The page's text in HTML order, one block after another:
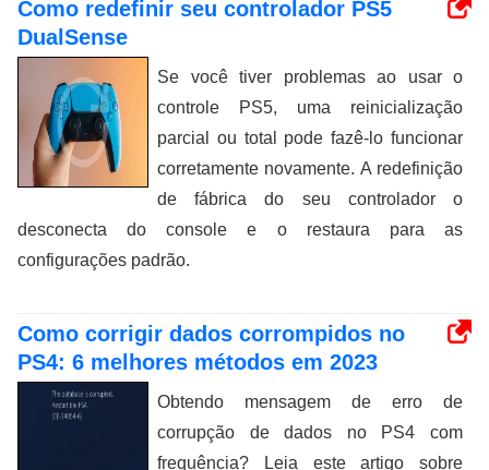
Como redefinir seu controlador PS5
DualSense
Se você tiver problemas ao usar o
controle PS5, uma reinicialização
parcial ou total pode fazê-lo funcionar
corretamente novamente. A redefinição
de fábrica do seu controlador o
desconecta do console e o restaura para as
configurações padrão.
Como corrigir dados corrompidos no
PS4: 6 melhores métodos em 2023
Obtendo mensagem de erro de
corrupção de dados no PS4 com
frequência? Leia este artigo sobre